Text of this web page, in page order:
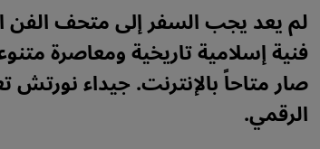
لم يعد يجب السفر إلى متحف الفن
فنية إسلامية تاريخية ومعاصرة
صار متاحاً بالإنترنت. جيداء نورتش
الرقمي.